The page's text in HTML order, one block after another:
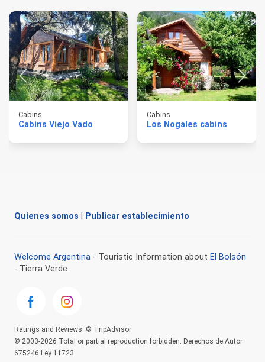
Cabins
Cabins Viejo Vado
Cabins
Los Nogales cabins
Quienes somos Publicar establecimiento
Welcome Argentina - Touristic Information about El Bolsón
- Tierra Verde
Ratings and Reviews: © TripAdvisor
© 2003-2026 Total or partial reproduction forbidden. Derechos de Autor
675246 Ley 11723